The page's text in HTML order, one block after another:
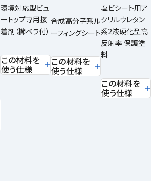
環境対応型ビュ
ートップ専用接
着剤（櫛ベラ付）
この材料を
使う仕様
合成高分子系ル
ーフィングシート
この材料を
使う仕様
塩ビシート用ア
クリルウレタン
系2液硬化型高
反射率 保護塗
料
この材料を
使う仕様